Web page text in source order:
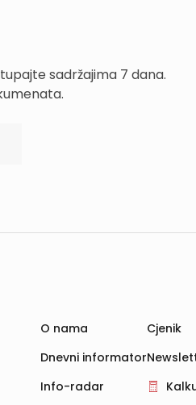
sadržajima 7 dana.
O nama
Dnevni informator
Info-radar
Cjenik